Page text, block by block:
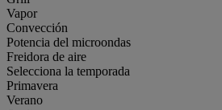
Vapor
Convección
Potencia del microondas
Freidora de aire
Selecciona la temporada
Primavera
Verano